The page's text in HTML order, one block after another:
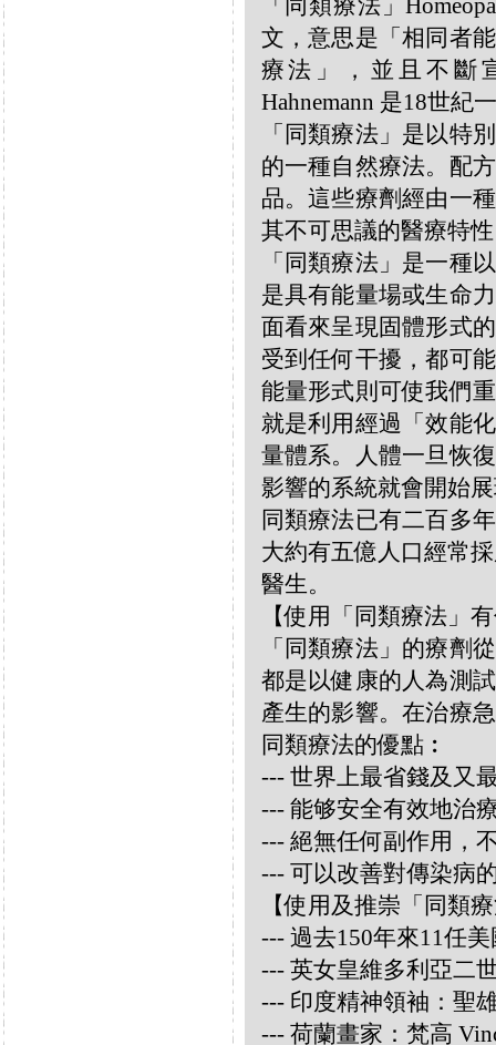
「同類療法」
文，意思是「相同者
療法」，並且不斷
Hahnemann 是18世紀
「同類療法」是以特
的一種自然療法。配
品。這些療劑經由一
其不可思議的醫療特
「同類療法」是一種
是具有能量場或生命
面看來呈現固體形式
受到任何干擾，都可
能量形式則可使我們
就是利用經過「效能
量體系。人體一旦恢
影響的系統就會開始
同類療法已有二百多
大約有五億人口經常
醫生。
【使用「同類療法」
「同類療法」的療劑
都是以健康的人為測
產生的影響。在治療
同類療法的優點︰
--- 世界上最省錢及又
--- 能够安全有效地治
--- 絕無任何副作用，
--- 可以改善對傳染病
【使用及推崇「同類
--- 過去150年來11任
--- 英女皇維多利亞二
--- 印度精神領袖：聖
--- 荷蘭畫家：梵高